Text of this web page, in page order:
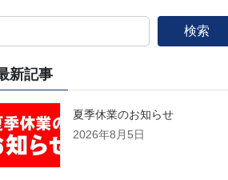
検索
新記事
夏季休業のお知らせ
2026年8月5日